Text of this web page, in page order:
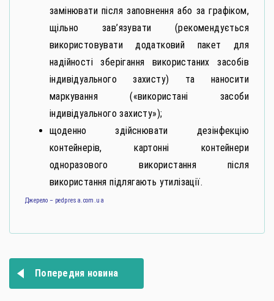
замінювати після заповнення або за графіком,
щільно зав’язувати (рекомендується
використовувати додатковий пакет для
надійності зберігання використаних засобів
індивідуального захисту) та наносити
маркування («використані засоби
індивідуального захисту»);
щоденно здійснювати дезінфекцію
контейнерів, картонні контейнери
одноразового використання після
використання підлягають утилізації.
Джерело – pedpresa.com.ua
Навігація
записів
Попередня новина